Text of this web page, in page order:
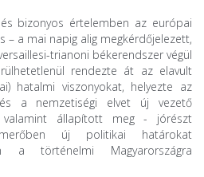
bizonyos értelemben az európai
a mai napig alig megkérdőjelezett,
trianoni békerendszer végül
rendezte át az elavult
hatalmi viszonyokat, helyezte az
a nemzetiségi elvet új vezető
valamint állapított meg - jórészt
új politikai határokat
a történelmi Magyarországra